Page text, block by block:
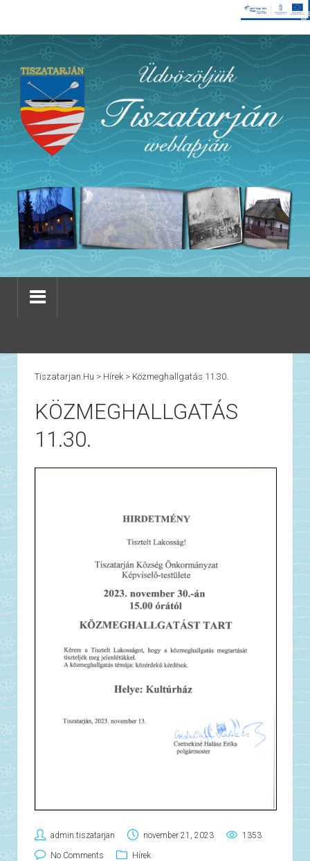
Tiszatarjan.hu > Hírek> Közmeghallgatás 11.30.
KÖZMEGHALLGATÁS
11.30.
admin.tiszatarjan november 21, 2023 1353
No Comments Hírek